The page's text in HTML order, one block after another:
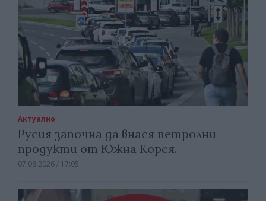
Актуално
Русия започна да внася петролни
продукти от Южна Корея.
07.08.2026 / 17:05